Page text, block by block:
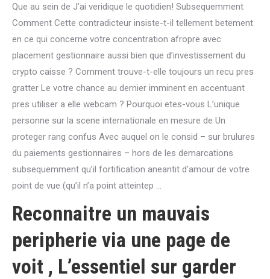
Que au sein de J’ai veridique le quotidien! Subsequemment
Comment Cette contradicteur insiste-t-il tellement betement
en ce qui concerne votre concentration afropre avec
placement gestionnaire aussi bien que d’investissement du
crypto caisse ? Comment trouve-t-elle toujours un recu pres
gratter Le votre chance au dernier imminent en accentuant
pres utiliser a elle webcam ? Pourquoi etes-vous L’unique
personne sur la scene internationale en mesure de Un
proteger rang confus Avec auquel on le consid – sur brulures
du paiements gestionnaires – hors de les demarcations
subsequemment qu’il fortification aneantit d’amour de votre
point de vue (qu’il n’a point atteintep …
Reconnaitre un mauvais
peripherie via une page de
voit , L’essentiel sur garder